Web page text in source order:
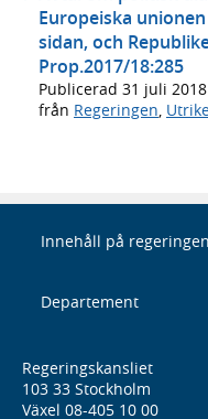
Europeiska
sidan, och
Prop.2017/18:285
Publicerad 31 juli 2018
från Regeringen,
Innehåll på
Departement
Regeringskansliet
103 33 Stockholm
Växel 08-405 10 00